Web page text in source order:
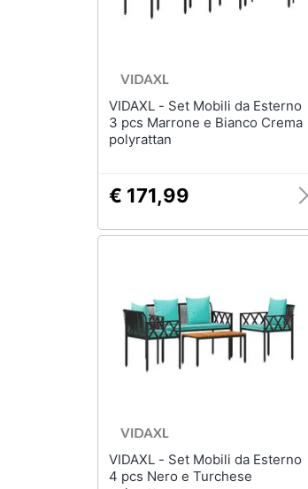
VIDAXL - Set Mobili da Esterno
3 pcs Marrone e Bianco Crema
polyrattan
€ 171,99
VIDAXL - Set Mobili da Esterno
4 pcs Nero e Turchese